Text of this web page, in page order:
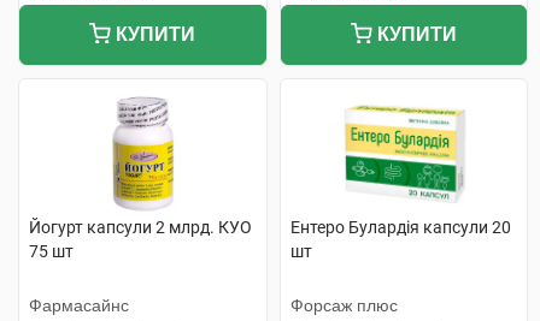
КУПИТИ КУПИТИ
Йогурт капсули 2 млрд. КУО
75 шт
Фармасайнс
Ентеро Булардія капсули 20
шт
Форсаж плюс